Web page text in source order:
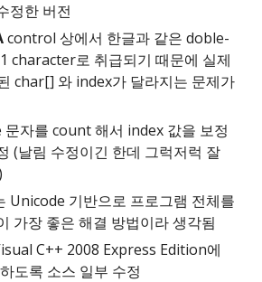
정한 버전
control 상에서 한글과 같은 doble-
character로 취급되기 때문에 실제
char[] 와 index가 달라지는 문제가
자를 count 해서 index 값을 보정
(날림 수정이긴 한데 그럭저럭 잘
Unicode 기반으로 프로그램 전체를
가장 좋은 해결 방법이라 생각됨
C++ 2008 Express Edition에
도록 소스 일부 수정